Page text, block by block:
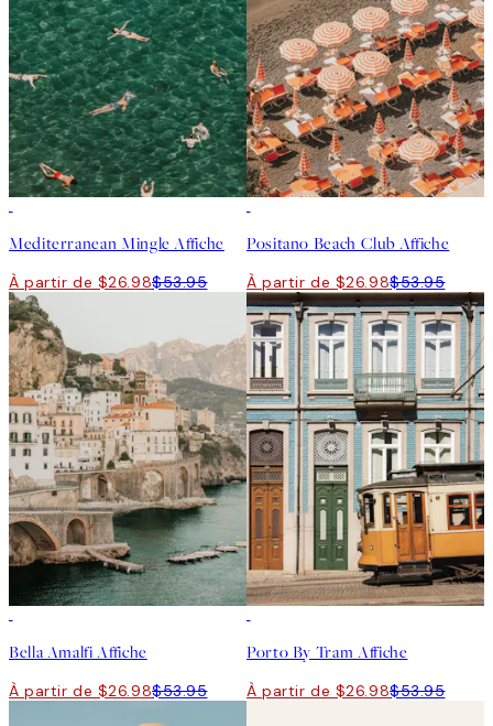
Mediterranean Mingle Affiche
À partir de $26.98$53.95
Positano Beach Club Affiche
À partir de $26.98$53.95
Bella Amalfi Affiche
À partir de $26.98$53.95
Porto By Tram Affiche
À partir de $26.98$53.95